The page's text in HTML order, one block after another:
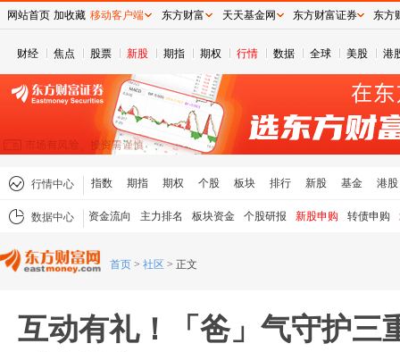
财经 焦点 股票 新股 期指 期权 行情 数据 全球 美股 港
行情中心 指数 期指 期权 个股 板块 排行 新股 基金 港股
数据中心 资金流向 主力排名 板块资金 个股研报 新股申购 转债申购
首页 > 社区 > 正文
互动有礼！「爸」气守护三
网站首页 加收藏 移动客户端 东方财富 天天基金网 东方财富证券 东方